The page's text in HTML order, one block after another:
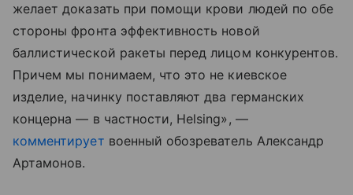
желает доказать при помощи крови людей по обе
стороны фронта эффективность новой
баллистической ракеты перед лицом конкурентов.
Причем мы понимаем, что это не киевское
изделие, начинку поставляют два германских
концерна — в частности, Helsing», —
комментирует военный обозреватель Александр
Артамонов.